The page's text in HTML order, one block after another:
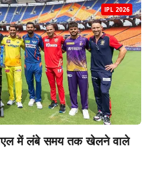
IPL 2026
में लंबे समय तक खेलने वाले